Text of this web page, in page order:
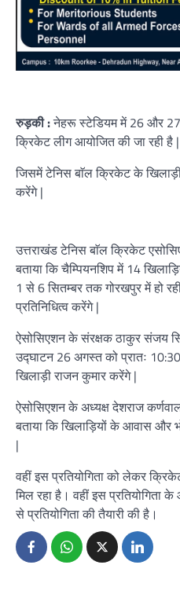
रुड़की :नेहरू स्टेडियम में 26 और
क्रिकेट लीग आयोजित की जा रही है |
जिसमें टेनिस बाॅल क्रिकेट के
करेंगे |
उत्तराखंड टेनिस बाॅल क्रिकेट
बताया कि चैम्पियनशिप में 14
1 से 6 सितम्बर तक गोरखपुर में हो
प्रतिनिधित्व करेंगे |
ऐसोसिएशन के संरक्षक ठाकुर संजय
उद्घाटन 26 अगस्त को प्रातः
खिलाड़ी राजन कुमार करेंगे |
ऐसोसिएशन के अध्यक्ष देशराज
बताया कि खिलाड़ियों के आवास और
|
वहीं इस प्रतियोगिता को लेकर
मिल रहा है। वहीं इस प्रतियोगिता
से प्रतियोगिता की तैयारी की है।